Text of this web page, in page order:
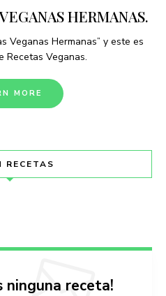
HERMANAS.
Veganas Hermanas” y este es
Recetas Veganas.
MORE
RECETAS
ninguna receta!